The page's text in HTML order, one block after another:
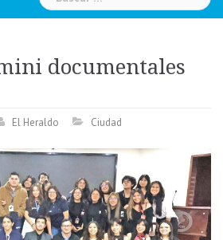
documentales
El Heraldo Ciudad